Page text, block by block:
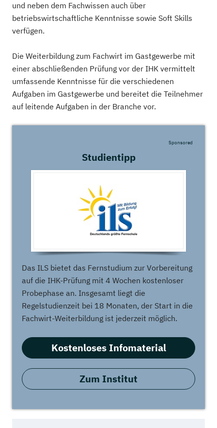
und neben dem Fachwissen auch über
betriebswirtschaftliche Kenntnisse sowie Soft Skills
verfügen.
Die Weiterbildung zum Fachwirt im Gastgewerbe mit
einer abschließenden Prüfung vor der IHK vermittelt
umfassende Kenntnisse für die verschiedenen
Aufgaben im Gastgewerbe und bereitet die Teilnehmer
auf leitende Aufgaben in der Branche vor.
Studientipp
Sponsored
Das ILS bietet das Fernstudium zur Vorbereitung
auf die IHK-Prüfung mit 4 Wochen kostenloser
Probephase an. Insgesamt liegt die
Regelstudienzeit bei 18 Monaten, der Start in die
Fachwirt-Weiterbildung ist jederzeit möglich.
Kostenloses Infomaterial
Zum Institut